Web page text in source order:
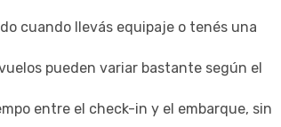
cuando llevás equipaje o tenés una
pueden variar bastante según el
entre el check-in y el embarque, sin